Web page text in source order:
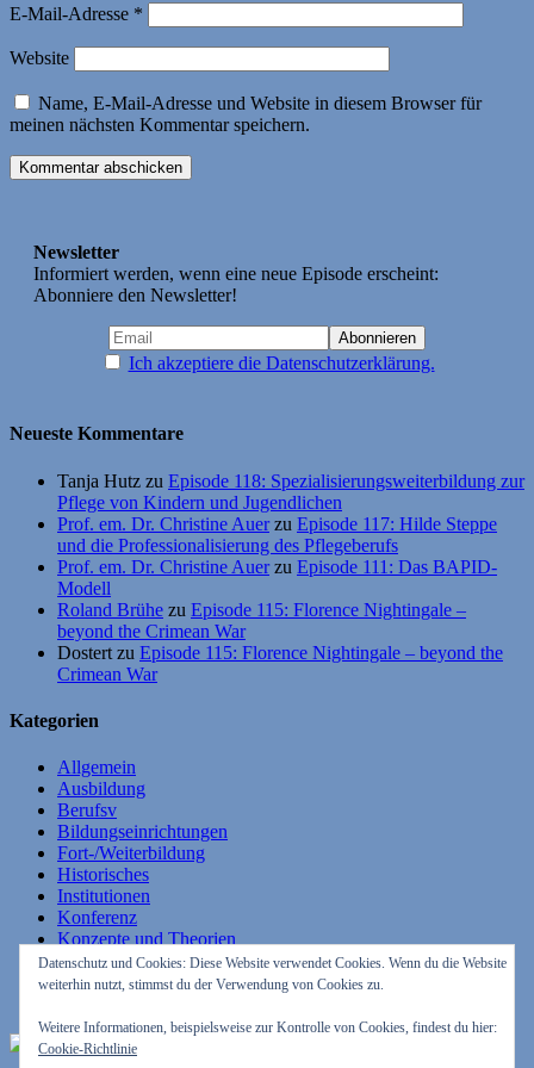
E-Mail-Adresse *
Website
Name, E-Mail-Adresse und Website in diesem Browser für
meinen nächsten Kommentar speichern.
Newsletter
Informiert werden, wenn eine neue Episode erscheint:
Abonniere den Newsletter!
Ich akzeptiere die Datenschutzerklärung.
Neueste Kommentare
Tanja Hutz zu Episode 118: Spezialisierungsweiterbildung zur
Pflege von Kindern und Jugendlichen
Prof. em. Dr. Christine Auerzu Episode 117: Hilde Steppe
und die Professionalisierung des Pflegeberufs
Prof. em. Dr. Christine Auerzu Episode 111: Das BAPID-
Modell
Roland Brühe zu Episode 115: Florence Nightingale –
beyond the Crimean War
Dostert zu Episode 115: Florence Nightingale – beyond the
Crimean War
Kategorien
Allgemein
Ausbildung
Berufsv
Bildungseinrichtungen
Fort-/Weiterbildung
Historisches
Institutionen
Konferenz
Konzepte und Theorien
Lehrende
Lernende
RSS – Beiträge
Datenschutz und Cookies: Diese Website verwendet Cookies. Wenn du die Website
weiterhin nutzt, stimmst du der Verwendung von Cookies zu.
Weitere Informationen, beispielsweise zur Kontrolle von Cookies, findest du hier:
Cookie-Richtlinie